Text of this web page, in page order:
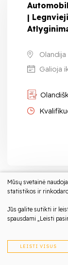
|
Olandija
Galioja
danga
Mūsų svetainė
statistikos ir
Jūs galite sutikti ir
spausdami „Leisti
LEISTI VISUS